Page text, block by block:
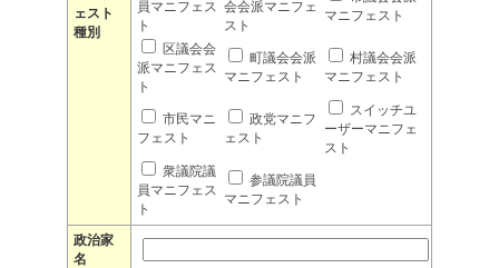
ェスト
種別
員マニフェス
ト
会会派マニフェ
スト
マニフェスト
区議会会
派マニフェス
ト
町議会会派
マニフェスト
村議会会派
マニフェスト
市民マニ
フェスト
政党マニフ
ェスト
スイッチユ
ーザーマニフェ
スト
衆議院議
員マニフェス
ト
参議院議員
マニフェスト
政治家
名